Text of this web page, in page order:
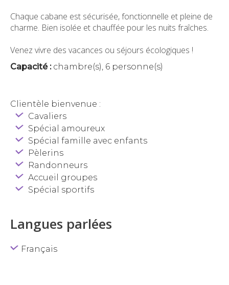
Chaque cabane est sécurisée, fonctionnelle et pleine de
charme. Bien isolée et chauffée pour les nuits fraîches.
Venez vivre des vacances ou séjours écologiques !
Capacité : chambre(s), 6 personne(s)
Clientèle bienvenue :
Cavaliers
Spécial amoureux
Spécial famille avec enfants
Pèlerins
Randonneurs
Accueil groupes
Spécial sportifs
Langues parlées
Français